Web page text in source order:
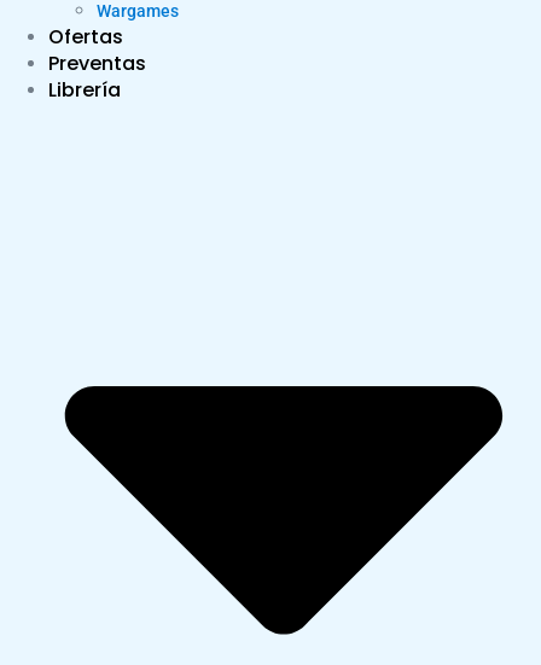
Wargames
Ofertas
Preventas
Librería